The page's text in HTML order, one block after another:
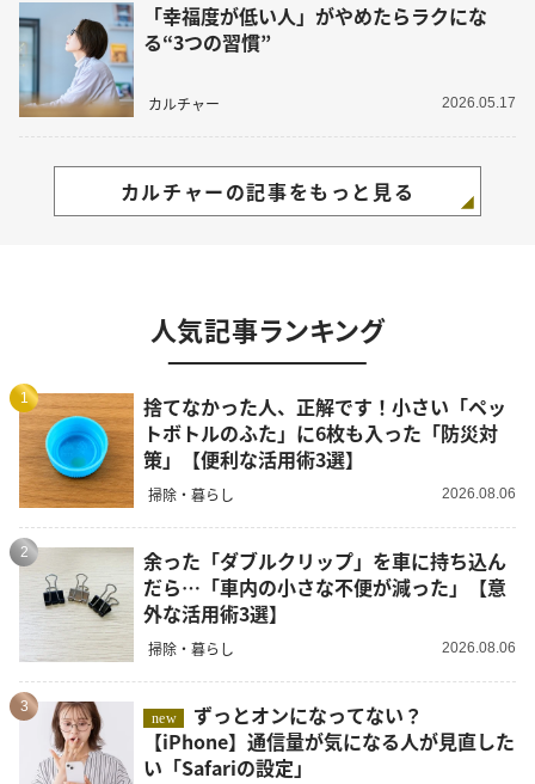
「幸福度が低い人」がやめたらラクにな
る“3つの習慣”
カルチャー 2026.05.17
カルチャーの記事をもっと見る
人気記事ランキング
1
捨てなかった人、正解です！小さい「ペッ
トボトルのふた」に6枚も入った「防災対
策」【便利な活用術3選】
掃除・暮らし 2026.08.06
2
余った「ダブルクリップ」を車に持ち込ん
だら…「車内の小さな不便が減った」【意
外な活用術3選】
掃除・暮らし 2026.08.06
3
new
【iPhone】通信量が気になる人が見直した
い「Safariの設定」